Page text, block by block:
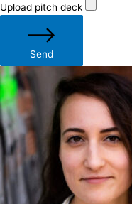
Upload pitch deck
Send